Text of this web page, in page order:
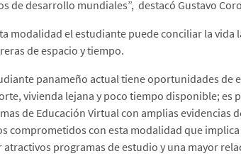
de desarrollo mundiales”, destacó Gustavo
modalidad el estudiante puede conciliar la
de espacio y tiempo.
panameño actual tiene oportunidades de
vivienda lejana y poco tiempo disponible; es
de Educación Virtual con amplias evidencias
comprometidos con esta modalidad que
atractivos programas de estudio y una mayor